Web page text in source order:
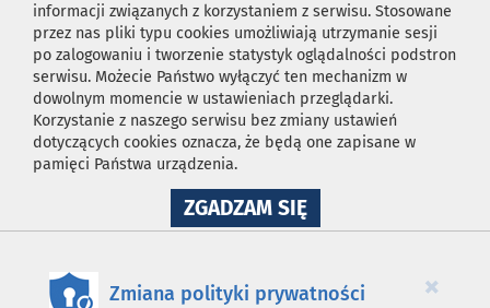
informacji związanych z korzystaniem z serwisu. Stosowane
przez nas pliki typu cookies umożliwiają utrzymanie sesji
po zalogowaniu i tworzenie statystyk oglądalności podstron
serwisu. Możecie Państwo wyłączyć ten mechanizm w
dowolnym momencie w ustawieniach przeglądarki.
Korzystanie z naszego serwisu bez zmiany ustawień
dotyczących cookies oznacza, że będą one zapisane w
pamięci Państwa urządzenia.
ZGADZAM SIĘNA
WYKORZYSTANIE
×
Zmiana polityki prywatności